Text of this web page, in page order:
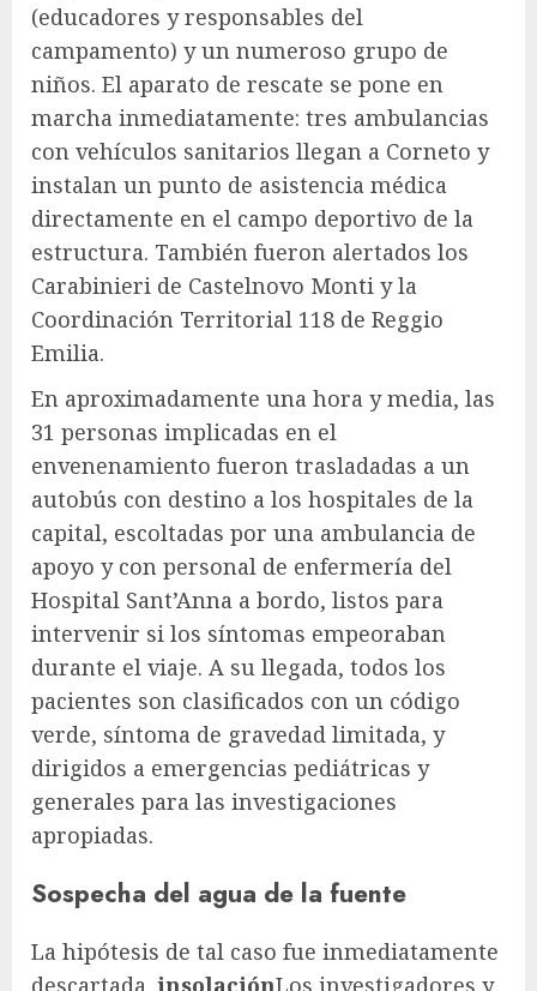
(educadores y responsables del
campamento) y un numeroso grupo de
niños. El aparato de rescate se pone en
marcha inmediatamente: tres ambulancias
con vehículos sanitarios llegan a Corneto y
instalan un punto de asistencia médica
directamente en el campo deportivo de la
estructura. También fueron alertados los
Carabinieri de Castelnovo Monti y la
Coordinación Territorial 118 de Reggio
Emilia.
En aproximadamente una hora y media, las
31 personas implicadas en el
envenenamiento fueron trasladadas a un
autobús con destino a los hospitales de la
capital, escoltadas por una ambulancia de
apoyo y con personal de enfermería del
Hospital Sant’Anna a bordo, listos para
intervenir si los síntomas empeoraban
durante el viaje. A su llegada, todos los
pacientes son clasificados con un código
verde, síntoma de gravedad limitada, y
dirigidos a emergencias pediátricas y
generales para las investigaciones
apropiadas.
Sospecha del agua de la fuente
La hipótesis de tal caso fue inmediatamente
descartada. insolaciónLos investigadores y